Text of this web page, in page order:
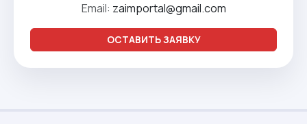
Email: zaimportal@gmail.com
ОСТАВИТЬ ЗАЯВКУ